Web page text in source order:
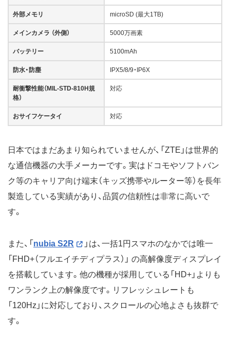
外部メモリ microSD (最大1TB)
メインカメラ （外側） 5000万画素
バッテリー 5100mAh
防水・防塵 IPX5/8/9・IP6X
耐衝撃性能（MIL-STD-810H規
格）
対応
おサイフケータイ 対応
日本ではまだあまり知られていませんが、「ZTE」は世界的
な通信機器の大手メーカーです。実はドコモやソフトバン
ク等のキャリア向け端末（キッズ携帯やルーター等）を長年
製造している実績があり、品質の信頼性は非常に高いで
す。
また、「 nubia S2R
」は、一括1円スマホのなかでは唯一
「FHD+（フルエイチディプラス）」 の高解像度ディスプレイ
を搭載しています。他の機種が採用している「HD+」よりも
ワンランク上の解像度です。リフレッシュレートも
「120Hz」に対応しており、スクロールの心地よさも抜群で
す。